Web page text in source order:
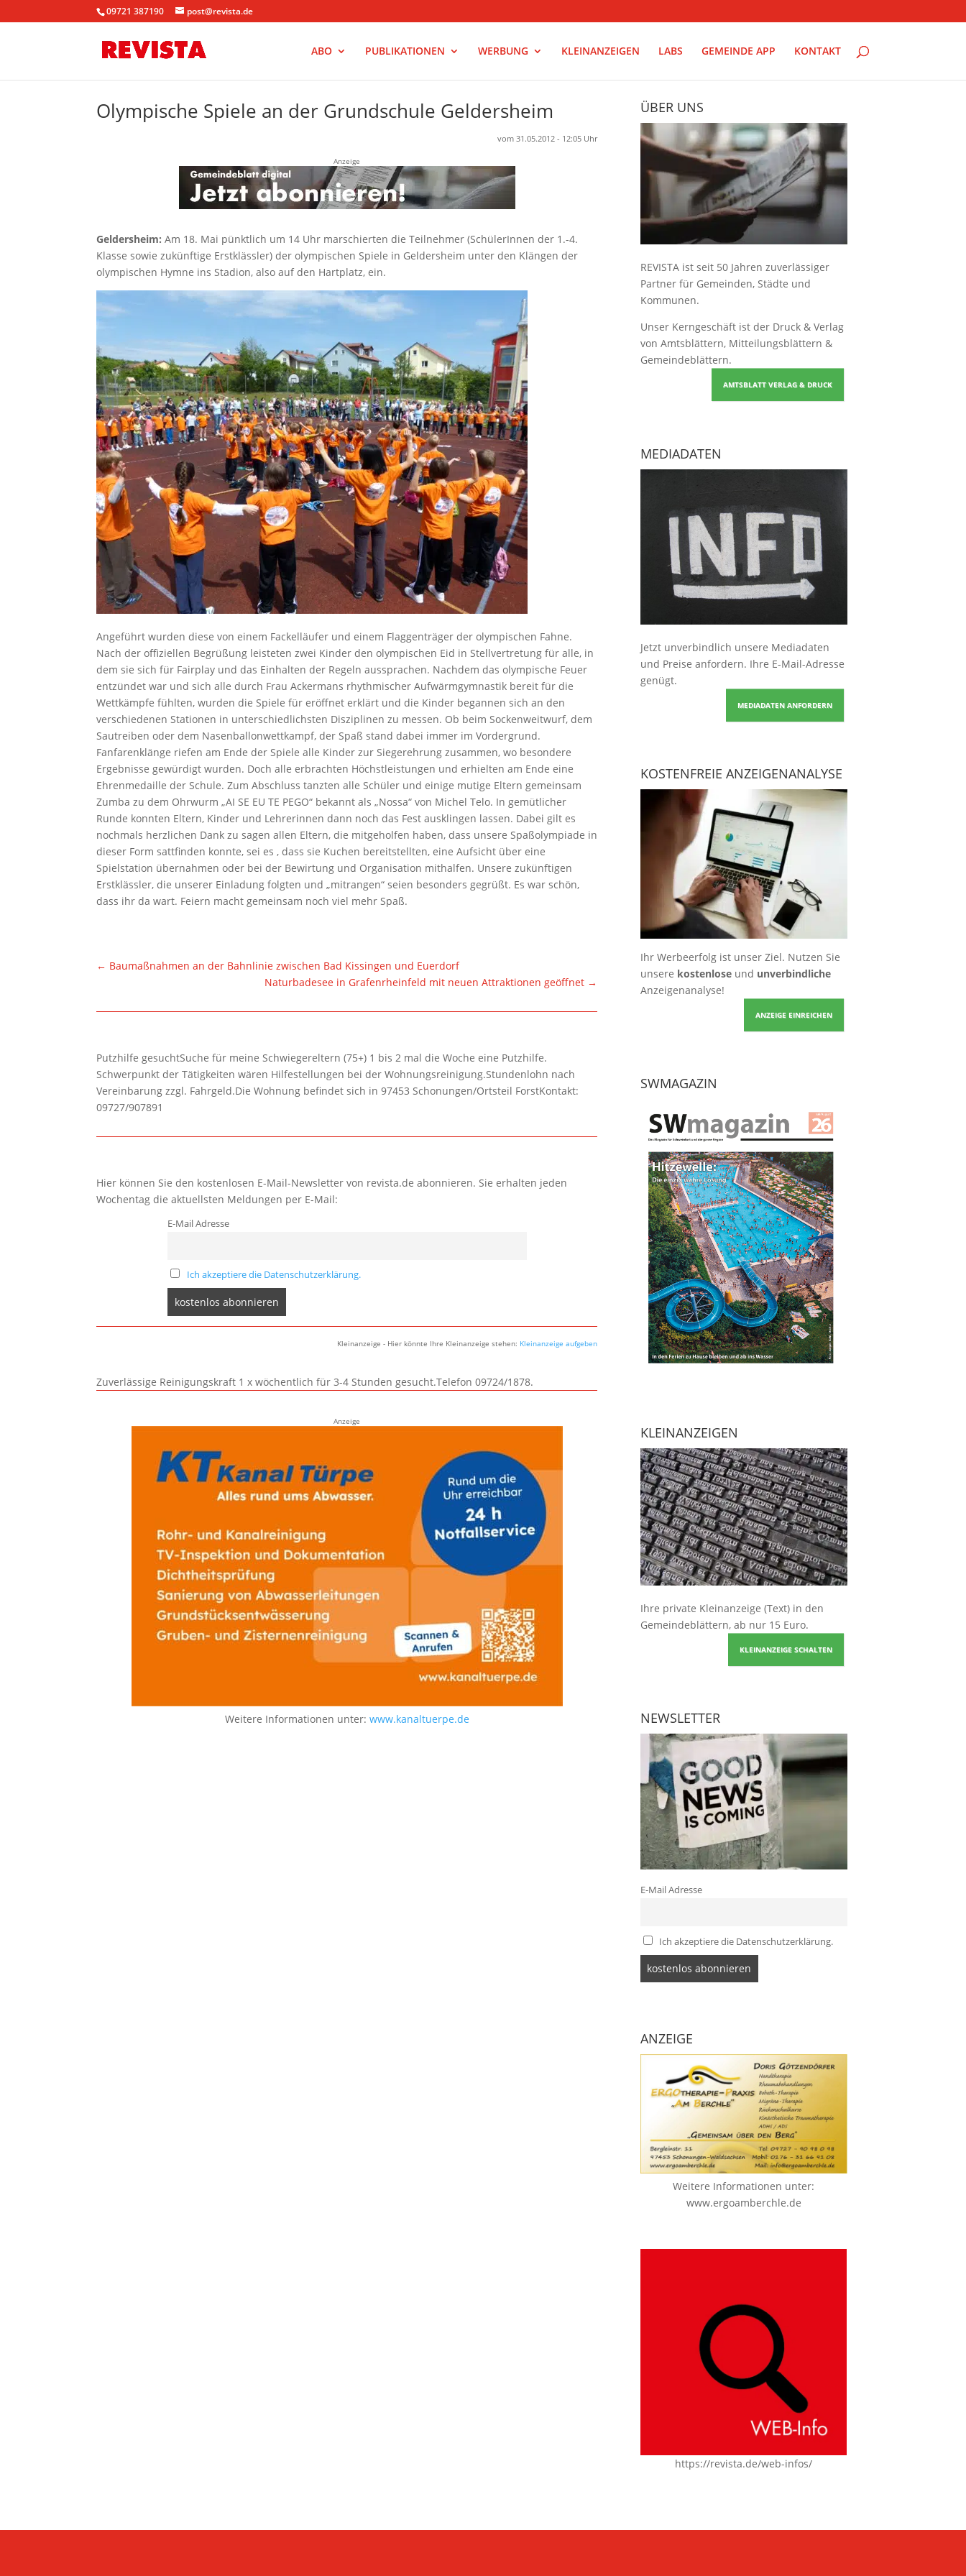
09721 387190 post@revista.de
ABO PUBLIKATIONEN WERBUNG KLEINANZEIGEN LABS GEMEINDE APP KONTAKT
Olympische Spiele an der Grundschule Geldersheim
vom 31.05.2012 - 12:05 Uhr
Anzeige
Geldersheim: Am 18. Mai pünktlich um 14 Uhr marschierten die Teilnehmer (SchülerInnen der 1.-4.
Klasse sowie zukünftige Erstklässler) der olympischen Spiele in Geldersheim unter den Klängen der
olympischen Hymne ins Stadion, also auf den Hartplatz, ein.
Angeführt wurden diese von einem Fackelläufer und einem Flaggenträger der olympischen Fahne.
Nach der offiziellen Begrüßung leisteten zwei Kinder den olympischen Eid in Stellvertretung für alle, in
dem sie sich für Fairplay und das Einhalten der Regeln aussprachen. Nachdem das olympische Feuer
entzündet war und sich alle durch Frau Ackermans rhythmischer Aufwärmgymnastik bereit für die
Wettkämpfe fühlten, wurden die Spiele für eröffnet erklärt und die Kinder begannen sich an den
verschiedenen Stationen in unterschiedlichsten Disziplinen zu messen. Ob beim Sockenweitwurf, dem
Sautreiben oder dem Nasenballonwettkampf, der Spaß stand dabei immer im Vordergrund.
Fanfarenklänge riefen am Ende der Spiele alle Kinder zur Siegerehrung zusammen, wo besondere
Ergebnisse gewürdigt wurden. Doch alle erbrachten Höchstleistungen und erhielten am Ende eine
Ehrenmedaille der Schule. Zum Abschluss tanzten alle Schüler und einige mutige Eltern gemeinsam
Zumba zu dem Ohrwurm „AI SE EU TE PEGO“ bekannt als „Nossa“ von Michel Telo. In gemütlicher
Runde konnten Eltern, Kinder und Lehrerinnen dann noch das Fest ausklingen lassen. Dabei gilt es
nochmals herzlichen Dank zu sagen allen Eltern, die mitgeholfen haben, dass unsere Spaßolympiade in
dieser Form sattfinden konnte, sei es , dass sie Kuchen bereitstellten, eine Aufsicht über eine
Spielstation übernahmen oder bei der Bewirtung und Organisation mithalfen. Unsere zukünftigen
Erstklässler, die unserer Einladung folgten und „mitrangen“ seien besonders gegrüßt. Es war schön,
dass ihr da wart. Feiern macht gemeinsam noch viel mehr Spaß.
← Baumaßnahmen an der Bahnlinie zwischen Bad Kissingen und Euerdorf
Naturbadesee in Grafenrheinfeld mit neuen Attraktionen geöffnet →
Putzhilfe gesuchtSuche für meine Schwiegereltern (75+) 1 bis 2 mal die Woche eine Putzhilfe.
Schwerpunkt der Tätigkeiten wären Hilfestellungen bei der Wohnungsreinigung.Stundenlohn nach
Vereinbarung zzgl. Fahrgeld.Die Wohnung befindet sich in 97453 Schonungen/Ortsteil ForstKontakt:
09727/907891
Hier können Sie den kostenlosen E-Mail-Newsletter von revista.de abonnieren. Sie erhalten jeden
Wochentag die aktuellsten Meldungen per E-Mail:
E-Mail Adresse
Ich akzeptiere die Datenschutzerklärung.
Kleinanzeige - Hier könnte Ihre Kleinanzeige stehen: Kleinanzeige aufgeben
Zuverlässige Reinigungskraft 1 x wöchentlich für 3-4 Stunden gesucht.Telefon 09724/1878.
Anzeige
Weitere Informationen unter: www.kanaltuerpe.de
ÜBER UNS
REVISTA ist seit 50 Jahren zuverlässiger
Partner für Gemeinden, Städte und
Kommunen.
Unser Kerngeschäft ist der Druck & Verlag
von Amtsblättern, Mitteilungsblättern &
Gemeindeblättern.
AMTSBLATT VERLAG & DRUCK
MEDIADATEN
Jetzt unverbindlich unsere Mediadaten
und Preise anfordern. Ihre E-Mail-Adresse
genügt.
MEDIADATEN ANFORDERN
KOSTENFREIE ANZEIGENANALYSE
Ihr Werbeerfolg ist unser Ziel. Nutzen Sie
unsere kostenloseund unverbindliche
Anzeigenanalyse!
ANZEIGE EINREICHEN
SWMAGAZIN
KLEINANZEIGEN
Ihre private Kleinanzeige (Text) in den
Gemeindeblättern, ab nur 15 Euro.
KLEINANZEIGE SCHALTEN
NEWSLETTER
E-Mail Adresse
Ich akzeptiere die Datenschutzerklärung.
ANZEIGE
Weitere Informationen unter:
www.ergoamberchle.de
https://revista.de/web-infos/